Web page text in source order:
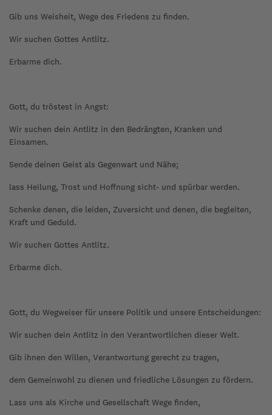
Gib uns Weisheit, Wege des Friedens zu finden.
Wir suchen Gottes Antlitz.
Erbarme dich.
Gott, du tröstest in Angst:
Wir suchen dein Antlitz in den Bedrängten, Kranken und
Einsamen.
Sende deinen Geist als Gegenwart und Nähe;
lass Heilung, Trost und Hoffnung sicht- und spürbar werden.
Schenke denen, die leiden, Zuversicht und denen, die begleiten,
Kraft und Geduld.
Wir suchen Gottes Antlitz.
Erbarme dich.
Gott, du Wegweiser für unsere Politik und unsere Entscheidungen:
Wir suchen dein Antlitz in den Verantwortlichen dieser Welt.
Gib ihnen den Willen, Verantwortung gerecht zu tragen,
dem Gemeinwohl zu dienen und friedliche Lösungen zu fördern.
Lass uns als Kirche und Gesellschaft Wege finden,